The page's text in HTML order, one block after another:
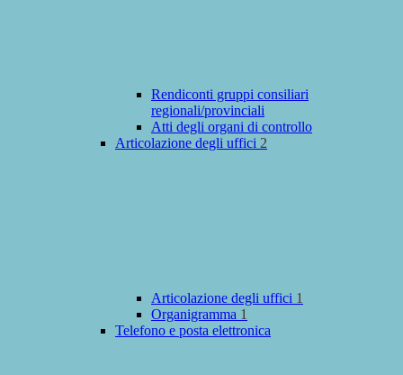
Rendiconti gruppi consiliari
regionali/provinciali
Atti degli organi di controllo
Articolazione degli uffici 2
Articolazione degli uffici 1
Organigramma 1
Telefono e posta elettronica